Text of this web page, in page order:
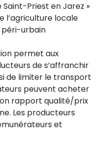
Saint-Priest en Jarez »
l’agriculture locale
péri-urbain
permet aux
de s’affranchir
de limiter le transport
peuvent acheter
rapport qualité/prix
Les producteurs
et